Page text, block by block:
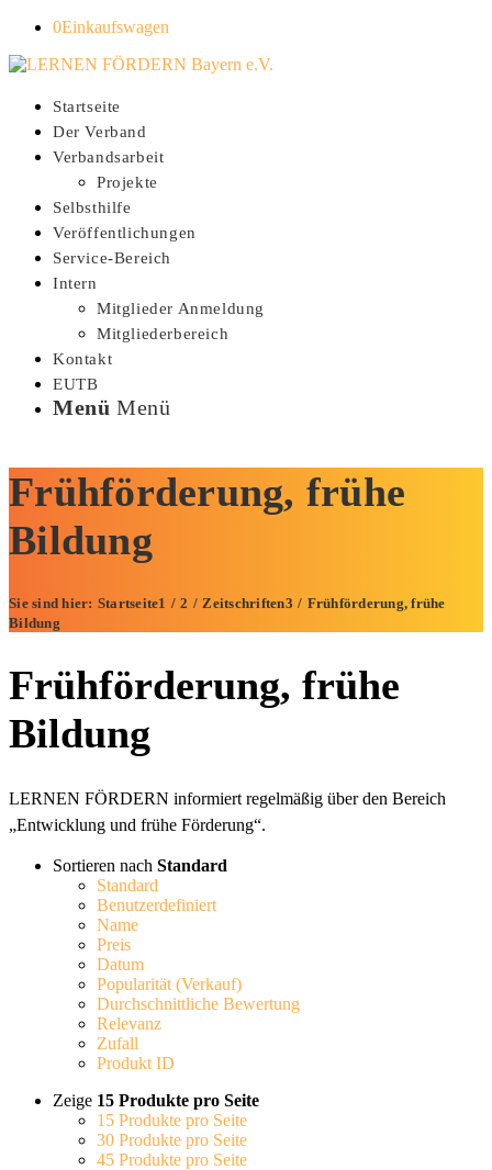
0Einkaufswagen
Startseite
Der Verband
Verbandsarbeit
Projekte
Selbsthilfe
Veröffentlichungen
Service-Bereich
Intern
Mitglieder Anmeldung
Mitgliederbereich
Kontakt
EUTB
Menü Menü
Frühförderung, frühe
Bildung
Sie sind hier: Startseite1 / 2 / Zeitschriften3 / Frühförderung, frühe
Bildung
Frühförderung, frühe
Bildung
LERNEN FÖRDERN informiert regelmäßig über den Bereich
„Entwicklung und frühe Förderung“.
Sortieren nach Standard
Standard
Benutzerdefiniert
Name
Preis
Datum
Popularität (Verkauf)
Durchschnittliche Bewertung
Relevanz
Zufall
Produkt ID
Zeige 15 Produkte pro Seite
15 Produkte pro Seite
30 Produkte pro Seite
45 Produkte pro Seite